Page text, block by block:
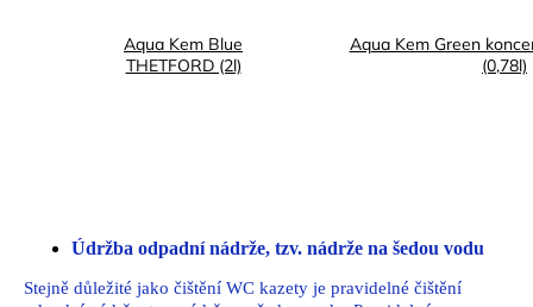
Aqua Kem Blue
THETFORD (2l)
Aqua Kem Green
(0,78l)
Údržba odpadní nádrže, tzv. nádrže na šedou vodu
Stejně důležité jako čištění WC kazety je pravidelné čištění